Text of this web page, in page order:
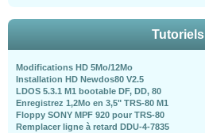
Tutoriels
Modifications HD 5Mo/12Mo
Installation HD Newdos80 V2.5
LDOS 5.3.1 M1 bootable DF, DD, 80
Enregistrez 1,2Mo en 3,5" TRS-80 M1
Floppy SONY MPF 920 pour TRS-80
Remplacer ligne à retard DDU-4-7835